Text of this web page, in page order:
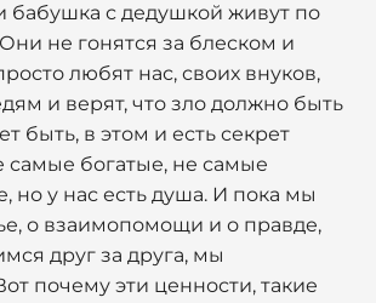
бабушка с дедушкой живут по
не гонятся за блеском и
любят нас, своих внуков,
и верят, что зло должно быть
быть, в этом и есть секрет
богатые, не самые
но у нас есть душа. И пока мы
о взаимопомощи и о правде,
друг за друга, мы
почему эти ценности, такие